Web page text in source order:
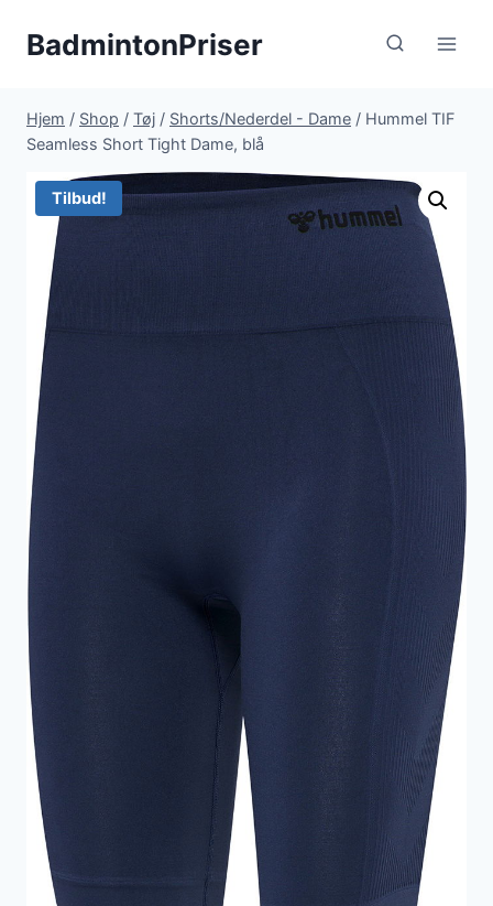
BadmintonPriser
Hjem / Shop / Tøj / Shorts/Nederdel - Dame / Hummel TIF
Seamless Short Tight Dame, blå
Tilbud!